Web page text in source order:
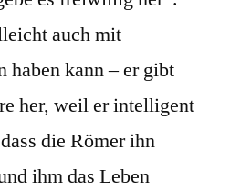
auch mit
haben kann – er gibt
her, weil er intelligent
die Römer ihn
ihm das Leben